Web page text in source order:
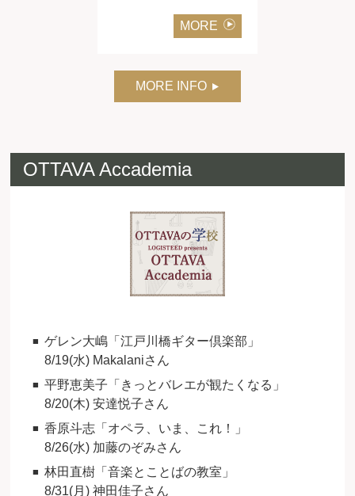
MORE
MORE INFO
OTTAVA Accademia
ゲレン大嶋「江戸川橋ギター倶楽部」
8/19(水) Makalaniさん
平野恵美子「きっとバレエが観たくなる」
8/20(木) 安達悦子さん
香原斗志「オペラ、いま、これ！」
8/26(水) 加藤のぞみさん
林田直樹「音楽とことばの教室」
8/31(月) 神田佳子さん